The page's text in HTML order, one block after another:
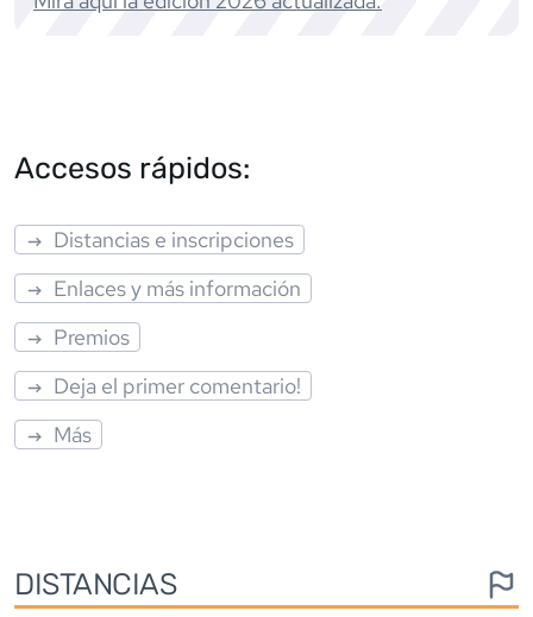
Accesos rápidos:
Distancias e inscripciones
Enlaces y más información
Premios
Deja el primer comentario!
Más
DISTANCIAS